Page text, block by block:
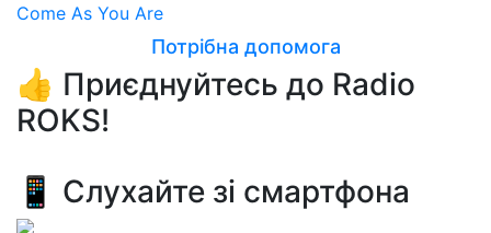
Come As You Are
Потрібна допомога
👍 Приєднуйтесь до Radio
ROKS!
📱 Слухайте зі смартфона